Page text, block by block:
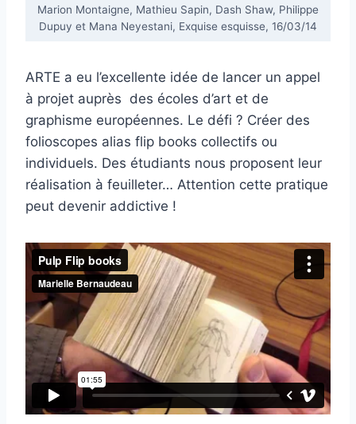
Marion Montaigne, Mathieu Sapin, Dash Shaw, Philippe
Dupuy et Mana Neyestani, Exquise esquisse, 16/03/14
ARTE a eu l’excellente idée de lancer un appel
à projet auprès des écoles d’art et de
graphisme européennes. Le défi ? Créer des
folioscopes alias flip books collectifs ou
individuels. Des étudiants nous proposent leur
réalisation à feuilleter… Attention cette pratique
peut devenir addictive !